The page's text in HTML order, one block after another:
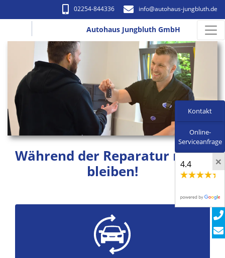
02254-844336 info​@autohaus-jungbluth.de
Autohaus Jungbluth GmbH
Während der Reparatur mobil
bleiben!
Kontakt
Online-
Serviceanfrage
×
4.4